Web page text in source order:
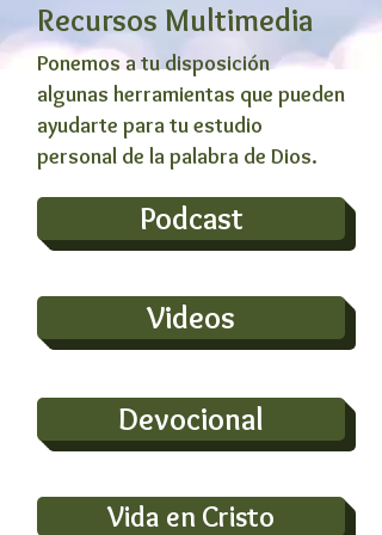
Recursos Multimedia
Ponemos a tu disposición
algunas herramientas que pueden
ayudarte para tu estudio
personal de la palabra de Dios.
Podcast
Videos
Devocional
Vida en Cristo